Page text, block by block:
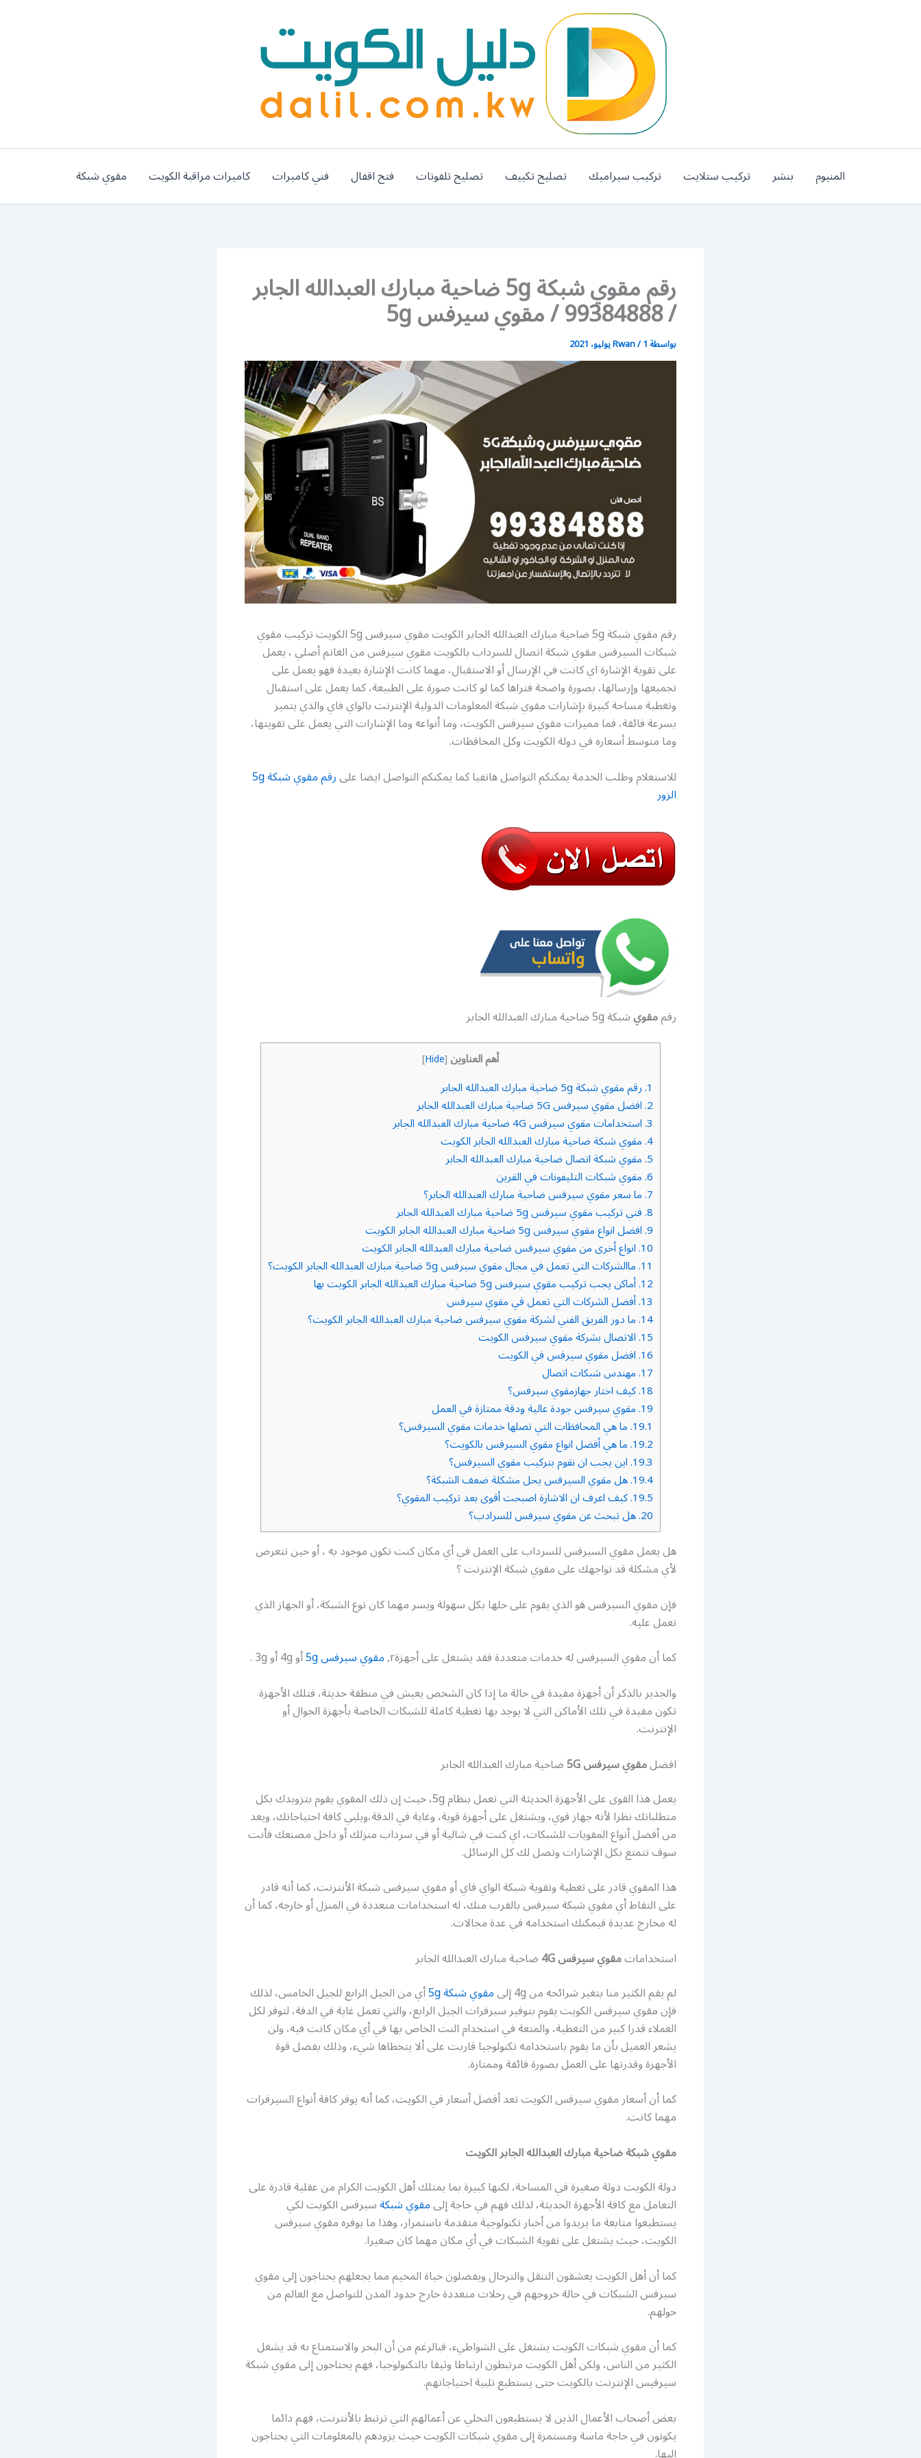
المنيوم بنشر تركيب ستلايت تركيب سيراميك تصليح تكييف تصليح تلفونات فتح اقفال فني كاميرات كاميرات مراقبة الكويت مقوي شبكة
رقم مقوي شبكة 5g ضاحية مبارك العبدالله الجابر
/ 99384888 / مقوي سيرفس 5g
بواسطة Rwan/1 يوليو، 2021
رقم مقوي شبكة 5g ضاحية مبارك العبدالله الجابر الكويت مقوي سيرفس 5g الكويت تركيب مقوي
شبكات السيرفس مقوي شبكة اتصال للسرداب بالكويت مقوي سيرفس من الغانم أصلي ، يعمل
على تقوية الإشارة اي كانت في الإرسال أو الاستقبال، مهما كانت الإشارة بعيدة فهو يعمل على
تجميعها وإرسالها، بصورة واضحة فتراها كما لو كانت صورة على الطبيعة، كما يعمل على استقبال
وتغطية مساحة كبيرة بإشارات مقوي شبكة المعلومات الدولية الإنترنت بالواي فاي والذي يتميز
بسرعة فائقة، فما مميزات مقوي سيرفس الكويت، وما أنواعه وما الإشارات التي يعمل على تقويتها،
وما متوسط أسعاره في دولة الكويت وكل المحافظات.
للاستعلام وطلب الخدمة يمكنكم التواصل هاتفيا كما يمكنكم التواصل ايضا على
رقم مقوي شبكة 5g
الزور
رقممقويشبكة 5g ضاحية مبارك العبدالله الجابر
أهم العناوين [
Hide
]
1. رقم مقوي شبكة 5g ضاحية مبارك العبدالله الجابر
2. افضل مقوي سيرفس 5G ضاحية مبارك العبدالله الجابر
3. استخدامات مقوي سيرفس 4G ضاحية مبارك العبدالله الجابر
4. مقوي شبكة ضاحية مبارك العبدالله الجابر الكويت
5. مقوي شبكة اتصال ضاحية مبارك العبدالله الجابر
6. مقوي شبكات التليفونات في القرين
7. ما سعر مقوي سيرفس ضاحية مبارك العبدالله الجابر؟
8. فني تركيب مقوي سيرفس 5g ضاحية مبارك العبدالله الجابر
9. افضل انواع مقوي سيرفس 5g ضاحية مبارك العبدالله الجابر الكويت
10. انواع أخرى من مقوي سيرفس ضاحية مبارك العبدالله الجابر الكويت
11. ماالشركات التي تعمل في مجال مقوي سيرفس 5g ضاحية مبارك العبدالله الجابر الكويت؟
12. أماكن يجب تركيب مقوي سيرفس 5g ضاحية مبارك العبدالله الجابر الكويت بها
13. أفضل الشركات التي تعمل في مقوي سيرفس
14. ما دور الفريق الفني لشركة مقوي سيرفس ضاحية مبارك العبدالله الجابر الكويت؟
15. الاتصال بشركة مقوي سيرفس الكويت
16. افضل مقوي سيرفس في الكويت
17. مهندس شبكات اتصال
18. كيف اختار جهازمقوي سيرفس؟
19. مقوي سيرفس جودة عالية ودقة ممتازة في العمل
19.1. ما هي المحافظات التي تصلها خدمات مقوي السيرفس؟
19.2. ما هي أفضل انواع مقوي السيرفس بالكويت؟
19.3. اين يجب ان نقوم بتركيب مقوي السيرفس؟
19.4. هل مقوي السيرفس يحل مشكلة ضعف الشبكة؟
19.5. كيف اعرف ان الاشارة اصبحت أقوى بعد تركيب المقوي؟
20. هل تبحث عن مقوي سيرفس للسرادب؟
هل يعمل مقوي السيرفس للسرداب على العمل في أي مكان كنت تكون موجود به ، أو حين تتعرض
لأي مشكلة قد تواجهك على مقوي شبكة الإنترنت ؟
فإن مقوي السيرفس هو الذي يقوم على حلها بكل سهولة ويسر مهما كان نوع الشبكة، أو الجهاز الذي
تعمل عليه.
كما أن مقوي السيرفس له خدمات متعددة فقد يشتغل على أجهزةr, مقوي سيرفس 5g
أو 4g أو 3g .
والجدير بالذكر أن أجهزة مفيدة في حالة ما إذا كان الشخص يعيش في منطقة حديثة، فتلك الأجهزة
تكون مفيدة في تلك الأماكن التي لا يوجد بها تغطية كاملة للشبكات الخاصة بأجهزة الجوال أو
الإنترنت.
افضلمقوي سيرفس 5G
ضاحية مبارك العبدالله الجابر
يعمل هذا القوى على الأجهزة الحديثة التي تعمل بنظام 5g، حيث إن ذلك المقوي يقوم بتزويدك بكل
متطلباتك نظرا لأنه جهاز قوي، ويشتغل على أجهزة قوية، وغاية في الدقة،ويلبي كافة احتياجاتك، ويعد
من أفضل أنواع المقويات للشبكات، اي كنت في شالية أو في سرداب منزلك أو داخل مصنعك فأنت
سوف تتمتع بكل الإشارات وتصل لك كل الرسائل.
هذا المقوي قادر على تغطية وتقوية شبكة الواي فاي أو مقوي سيرفس شبكة الأنترنت، كما أنه قادر
على التقاط أي مقوي شبكة سيرفس بالقرب منك، له استخدامات متعددة في المنزل أو خارجه، كما أن
له مخارج عديدة فيمكنك استخدامه في عدة مجالات.
استخداماتمقوي سيرفس 4G
ضاحية مبارك العبدالله الجابر
لم يقم الكثير منا بتغير شرائحه من 4g إلى
مقوي شبكة 5g أي من الجيل الرابع للجيل الخامس، لذلك
فإن مقوي سيرفس الكويت يقوم بتوفير سيرفرات الجيل الرابع، والتي تعمل غاية في الدقة، لتوفر لكل
العملاء قدرا كبير من التغطية، والمتعة في استخدام النت الخاص بها في أي مكان كانت فيه، ولن
يشعر العميل بأن ما يقوم باستخدامه تكنولوجيا قاربت على ألا يتخطاها شيء، وذلك بفضل قوة
الأجهزة وقدرتها على العمل بصورة فائقة وممتازة.
كما أن أسعار مقوي سيرفس الكويت تعد أفضل أسعار في الكويت، كما أنه يوفر كافة أنواع السيرفرات
مهما كانت.
مقوي شبكة ضاحية مبارك العبدالله الجابر الكويت
دولة الكويت دولة صغيرة في المساحة، لكنها كبيرة بما يمتلك أهل الكويت الكرام من عقلية قادرة على
التعامل مع كافة الأجهزة الحديثة، لذلك فهم في حاجة إلىمقوي شبكةسيرفس الكويت لكي
يستطيعوا متابعة ما يريدوا من أخبار تكنولوجية متقدمة باستمرار، وهذا ما يوفره مقوي سيرفس
الكويت، حيث يشتغل على تقوية الشبكات في أي مكان مهما كان صغيرا.
كما أن أهل الكويت يعشقون التنقل والترحال ويفضلون حياة المخيم مما يجعلهم يحتاجون إلي مقوي
سيرفس الشبكات في حالة خروجهم في رحلات متعددة خارج حدود المدن للتواصل مع العالم من
حولهم.
كما أن مقوي شبكات الكويت يشتغل على الشواطيء، فبالرغم من أن البحر والاستمتاع به قد يشغل
الكثير من الناس، ولكن أهل الكويت مرتبطون ارتباطا وثيقا بالتكنولوجيا، فهم يحتاجون إلى مقوي شبكة
سيرفيس الإنترنت بالكويت حتى يستطيع تلبية احتياجاتهم.
بعض أصحاب الأعمال الذين لا يستطيعون التخلي عن أعمالهم التي ترتبط بالأنترنت، فهم دائما
يكونون في حاجة ماسة ومستمرة إلى مقوي شبكات الكويت حيث يزودهم بالمعلومات التي يحتاجون